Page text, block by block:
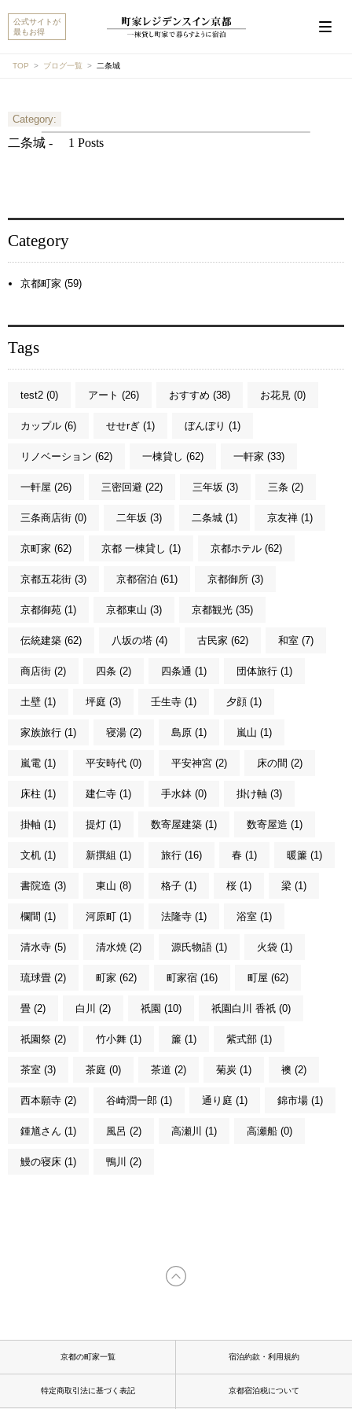
公式サイトが
最もお得
TOP ブログ一覧 二条城
Category:
二条城 - 1 Posts
Category
京都町家 (59)
Tags
test2 (0) アート (26) おすすめ (38) お花見 (0)
カップル (6) せせrぎ (1) ぼんぼり (1)
リノベーション (62) 一棟貸し (62) 一軒家 (33)
一軒屋 (26) 三密回避 (22) 三年坂 (3) 三条 (2)
三条商店街 (0) 二年坂 (3) 二条城 (1) 京友禅 (1)
京町家 (62) 京都 一棟貸し (1) 京都ホテル (62)
京都五花街 (3) 京都宿泊 (61) 京都御所 (3)
京都御苑 (1) 京都東山 (3) 京都観光 (35)
伝統建築 (62) 八坂の塔 (4) 古民家 (62) 和室 (7)
商店街 (2) 四条 (2) 四条通 (1) 団体旅行 (1)
土壁 (1) 坪庭 (3) 壬生寺 (1) 夕顔 (1)
家族旅行 (1) 寝湯 (2) 島原 (1) 嵐山 (1)
嵐電 (1) 平安時代 (0) 平安神宮 (2) 床の間 (2)
床柱 (1) 建仁寺 (1) 手水鉢 (0) 掛け軸 (3)
掛軸 (1) 提灯 (1) 数寄屋建築 (1) 数寄屋造 (1)
文机 (1) 新撰組 (1) 旅行 (16) 春 (1) 暖簾 (1)
書院造 (3) 東山 (8) 格子 (1) 桜 (1) 梁 (1)
欄間 (1) 河原町 (1) 法隆寺 (1) 浴室 (1)
清水寺 (5) 清水焼 (2) 源氏物語 (1) 火袋 (1)
琉球畳 (2) 町家 (62) 町家宿 (16) 町屋 (62)
畳 (2) 白川 (2) 祇園 (10) 祇園白川 香祇 (0)
祇園祭 (2) 竹小舞 (1) 簾 (1) 紫式部 (1)
茶室 (3) 茶庭 (0) 茶道 (2) 菊炭 (1) 襖 (2)
西本願寺 (2) 谷崎潤一郎 (1) 通り庭 (1) 錦市場 (1)
鍾馗さん (1) 風呂 (2) 高瀬川 (1) 高瀬船 (0)
鰻の寝床 (1) 鴨川 (2)
京都の町家一覧 宿泊約款・利用規約
特定商取引法に基づく表記 京都宿泊税について
こんにちは。MACHIYA INNS & HOTELSのマチヤAIで
す。宿をお探しですか？それとも宿や予約についてご